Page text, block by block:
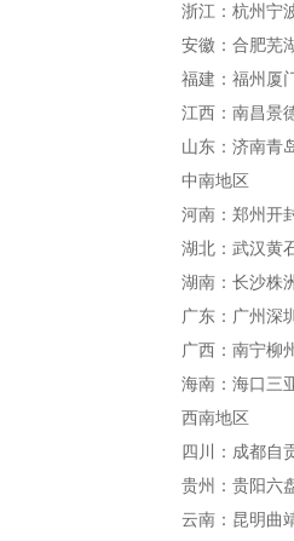
浙江：杭州宁
安徽：合肥芜
福建：福州厦
江西：南昌景
山东：济南青
中南地区
河南：郑州开
湖北：武汉黄
湖南：长沙株
广东：广州深
广西：南宁柳
海南：海口三
西南地区
四川：成都自
贵州：贵阳六
云南：昆明曲